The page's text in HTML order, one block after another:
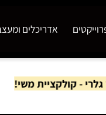
אדריכלים ומעצבים
- קולקציית משי!